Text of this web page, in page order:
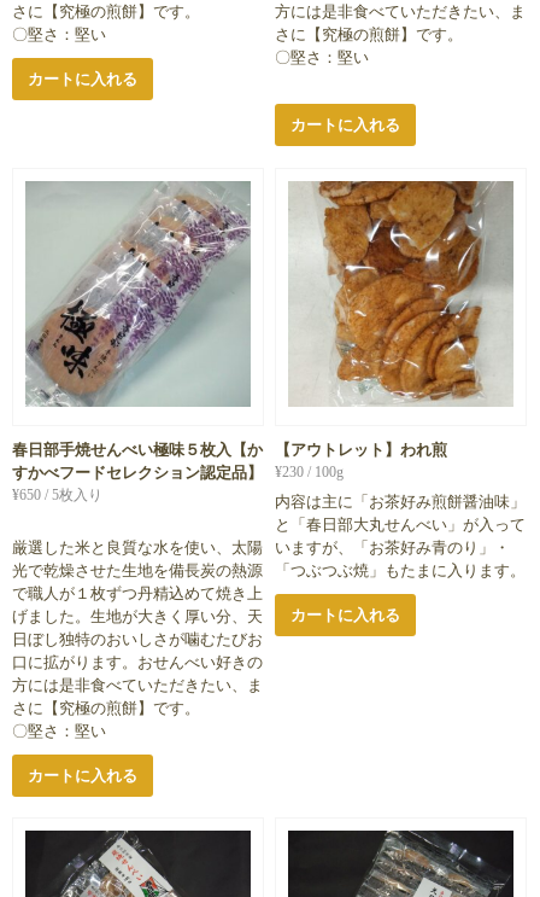
さに【究極の煎餅】です。
〇堅さ：堅い
カートに入れる
方には是非食べていただきたい、ま
さに【究極の煎餅】です。
〇堅さ：堅い
カートに入れる
春日部手焼せんべい極味５枚入【か
すかべフードセレクション認定品】
¥650 / 5枚入り
厳選した米と良質な水を使い、太陽
光で乾燥させた生地を備長炭の熱源
で職人が１枚ずつ丹精込めて焼き上
げました。生地が大きく厚い分、天
日ぼし独特のおいしさが噛むたびお
口に拡がります。おせんべい好きの
方には是非食べていただきたい、ま
さに【究極の煎餅】です。
〇堅さ：堅い
カートに入れる
【アウトレット】われ煎
¥230 / 100g
内容は主に「お茶好み煎餅醤油味」
と「春日部大丸せんべい」が入って
いますが、「お茶好み青のり」・
「つぶつぶ焼」もたまに入ります。
カートに入れる